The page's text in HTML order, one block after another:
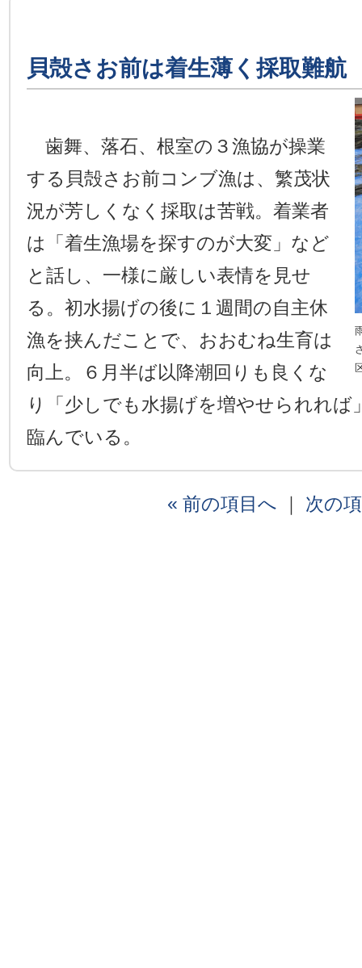
貝殻さお前は着生薄く採取難航
歯舞、落石、根室の３漁協が操業
する貝殻さお前コンブ漁は、繁茂状
況が芳しくなく採取は苦戦。着業者
は「着生漁場を探すのが大変」など
と話し、一様に厳しい表情を見せ
る。初水揚げの後に１週間の自主休
漁を挟んだことで、おおむね生育は
向上。６月半ば以降潮回りも良くな
り「少しでも水揚げを増やせられれば
臨んでいる。
« 前の項目へ ｜ 次の